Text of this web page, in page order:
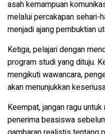
asah kemampuan
melalui percakapan sehari-
menjadi ajang pembuktian
Ketiga, pelajari dengan
program studi yang dituju.
mengikuti wawancara,
akan menunjukkan
Keempat, jangan ragu
penerima beasiswa